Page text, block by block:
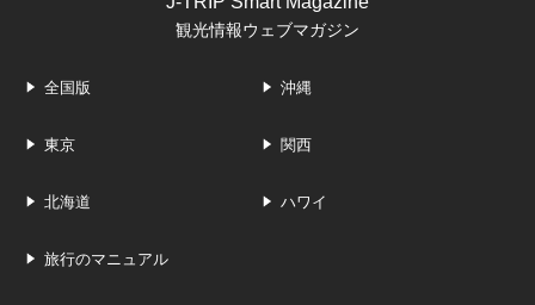
観光情報ウェブマガジン
全国版 沖縄
東京 関西
北海道 ハワイ
旅行のマニュアル